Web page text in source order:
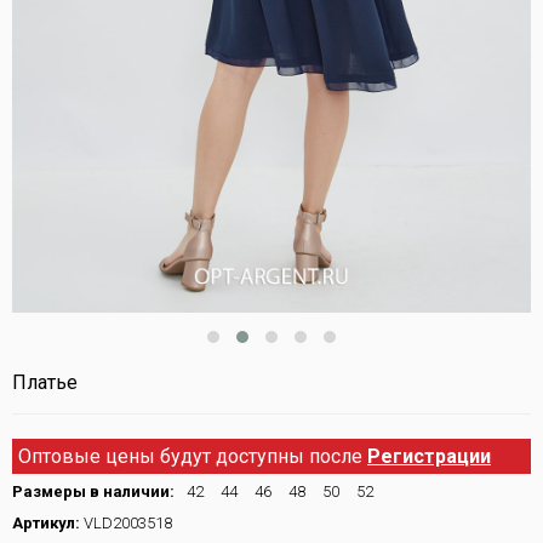
Платье
Оптовые цены будут доступны после Регистрации
Размеры в наличии: 42 44 46 48 50
52
Артикул: VLD2003518